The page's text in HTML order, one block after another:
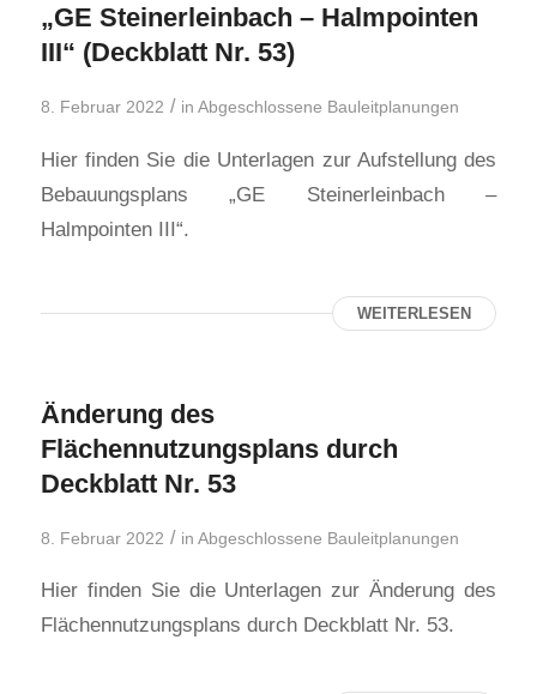
„GE Steinerleinbach – Halmpointen
III“ (Deckblatt Nr. 53)
8. Februar 2022 / in Abgeschlossene Bauleitplanungen
Hier finden Sie die Unterlagen zur Aufstellung des
Bebauungsplans „GE Steinerleinbach –
Halmpointen III“.
WEITERLESEN
Änderung des
Flächennutzungsplans durch
Deckblatt Nr. 53
8. Februar 2022 / in Abgeschlossene Bauleitplanungen
Hier finden Sie die Unterlagen zur Änderung des
Flächennutzungsplans durch Deckblatt Nr. 53.